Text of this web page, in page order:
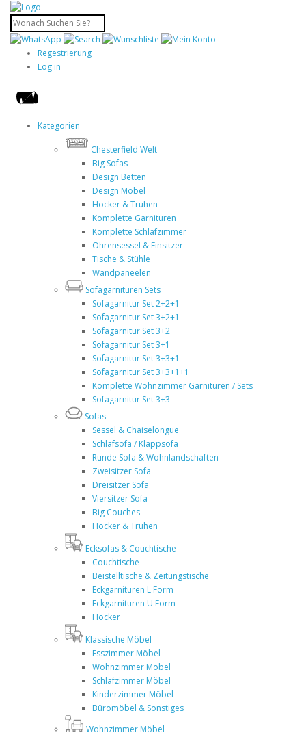
Regestrierung
Log in
Kategorien
Chesterfield Welt
Big Sofas
Design Betten
Design Möbel
Hocker & Truhen
Komplette Garnituren
Komplette Schlafzimmer
Ohrensessel & Einsitzer
Tische & Stühle
Wandpaneelen
Sofagarnituren Sets
Sofagarnitur Set 2+2+1
Sofagarnitur Set 3+2+1
Sofagarnitur Set 3+2
Sofagarnitur Set 3+1
Sofagarnitur Set 3+3+1
Sofagarnitur Set 3+3+1+1
Komplette Wohnzimmer Garnituren / Sets
Sofagarnitur Set 3+3
Sofas
Sessel & Chaiselongue
Schlafsofa / Klappsofa
Runde Sofa & Wohnlandschaften
Zweisitzer Sofa
Dreisitzer Sofa
Viersitzer Sofa
Big Couches
Hocker & Truhen
Ecksofas & Couchtische
Couchtische
Beistelltische & Zeitungstische
Eckgarnituren L Form
Eckgarnituren U Form
Hocker
Klassische Möbel
Esszimmer Möbel
Wohnzimmer Möbel
Schlafzimmer Möbel
Kinderzimmer Möbel
Büromöbel & Sonstiges
Wohnzimmer Möbel